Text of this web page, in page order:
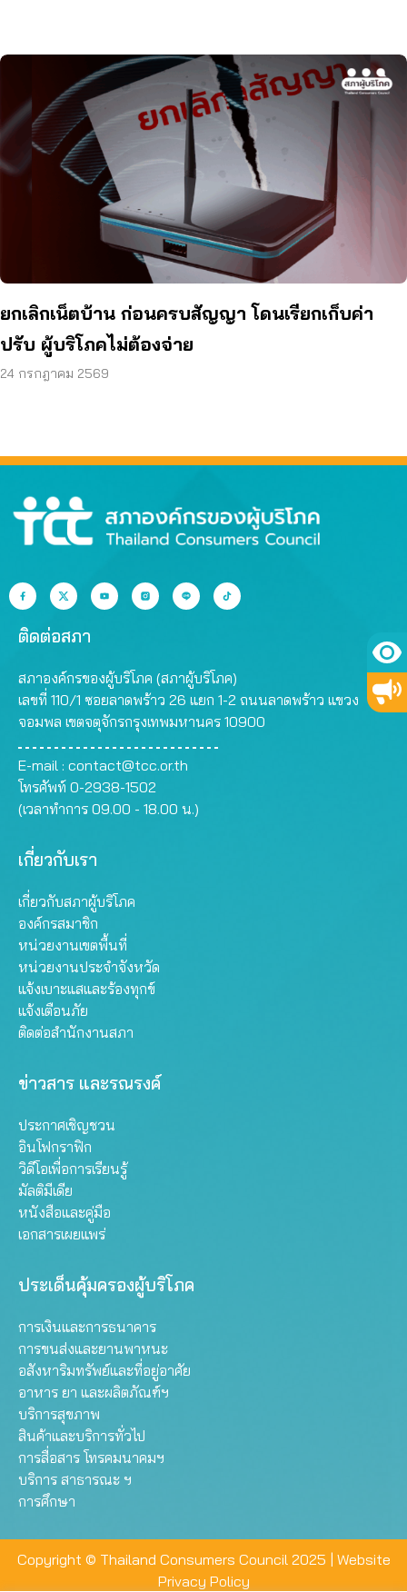
ยกเลิกเน็ตบ้าน ก่อนครบสัญญา โดนเรียกเก็บค่า
ปรับ ผู้บริโภคไม่ต้องจ่าย
24 กรกฎาคม 2569
ติดต่อสภา
สภาองค์กรของผู้บริโภค (สภาผู้บริโภค)
เลขที่ 110/1 ซอยลาดพร้าว 26 แยก 1-2 ถนนลาดพร้าว แขวง
จอมพล เขตจตุจักรกรุงเทพมหานคร 10900
E-mail : contact@tcc.or.th
โทรศัพท์ 0-2938-1502
(เวลาทำการ 09.00 - 18.00 น.)
เกี่ยวกับเรา
เกี่ยวกับสภาผู้บริโภค
องค์กรสมาชิก
หน่วยงานเขตพื้นที่
หน่วยงานประจำจังหวัด
แจ้งเบาะแสและร้องทุกข์
แจ้งเตือนภัย
ติดต่อสำนักงานสภา
ข่าวสาร และรณรงค์
ประกาศเชิญชวน
อินโฟกราฟิก
วิดีโอเพื่อการเรียนรู้
มัลติมีเดีย
หนังสือและคู่มือ
เอกสารเผยแพร่
ประเด็นคุ้มครองผู้บริโภค
การเงินและการธนาคาร
การขนส่งและยานพาหนะ
อสังหาริมทรัพย์และที่อยู่อาศัย
อาหาร ยา และผลิตภัณฑ์ฯ
บริการสุขภาพ
สินค้าและบริการทั่วไป
การสื่อสาร โทรคมนาคมฯ
บริการ สาธารณะ ฯ
การศึกษา
Copyright © Thailand Consumers Council 2025 | Website
Privacy Policy